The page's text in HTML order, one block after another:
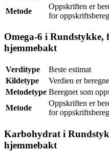
Metode
Oppskriften er
for
Omega-6 i Rundstykke,
hjemmebakt
Verditype
Beste estimat
Kildetype
Verdien er
Metodetype Beregnet som
Metode
Oppskriften er
for
Karbohydrat i
hjemmebakt